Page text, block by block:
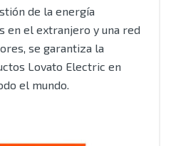
de la energía
en el extranjero y una red
se garantiza la
Lovato Electric en
el mundo.